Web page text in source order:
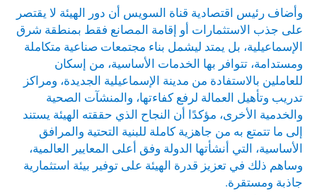
وأضاف رئيس اقتصادية قناة السويس أن دور الهيئة لا يقتصر
على جذب الاستثمارات أو إقامة المصانع فقط بمنطقة شرق
الإسماعيلية، بل يمتد ليشمل بناء مجتمعات صناعية متكاملة
ومستدامة، تتوافر بها الخدمات الأساسية، من إسكان
للعاملين بالاستفادة من مدينة الإسماعيلية الجديدة، ومراكز
تدريب وتأهيل العمالة لرفع كفاءتها، والمنشآت الصحية
والخدمية الأخرى، مؤكدًا أن النجاح الذي حققته الهيئة يستند
إلى ما تتمتع به من جاهزية كاملة للبنية التحتية والمرافق
الأساسية، التي أنشأتها الدولة وفق أعلى المعايير العالمية،
وساهم ذلك في تعزيز قدرة الهيئة على توفير بيئة استثمارية
جاذبة ومستقرة.